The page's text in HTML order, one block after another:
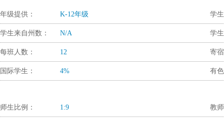
年级提供： K-12年级 学
学生来自州数： N/A 学
每班人数： 12 寄
国际学生： 4% 有
师生比例： 1:9 教